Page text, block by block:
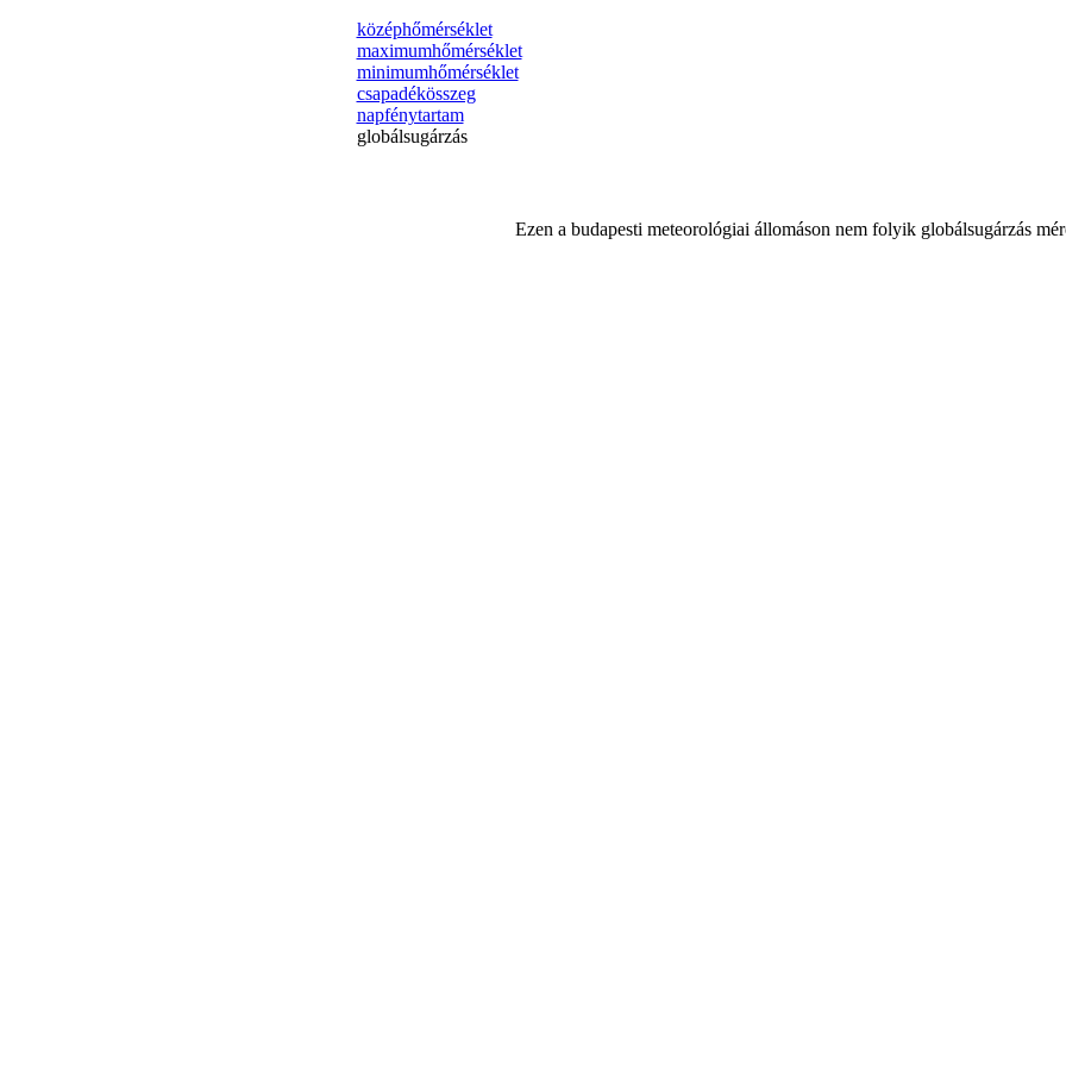
középhőmérséklet
maximumhőmérséklet
minimumhőmérséklet
csapadékösszeg
napfénytartam
globálsugárzás
Ezen a budapesti meteorológiai állomáson nem folyik globálsugárzás